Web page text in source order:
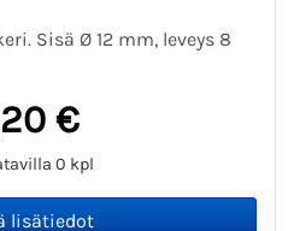
Sisä Ø 12 mm, leveys 8
€
0 kpl